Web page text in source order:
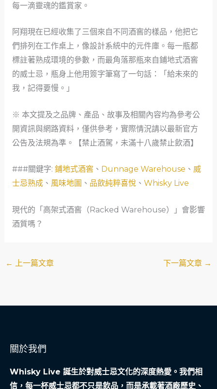
每一滴靈魂的鑑賞家。
阿翔現在已經收集了三個來自不同酒窖的樣品，他把它
們排列在工作桌上，像設計系統中的元件庫。每一瓶都
標註著熟成環境的參數，而最角落那瓶來自鋪地式酒窖
的威士忌，瓶身上他用簽字筆寫了一句話：「給未來的
我，記得要慢。」
※ 本文提及之品牌、產品、故事及相關內容均為參考公
開資訊與網路資料，僅供參考，實際情況請以最新官方
公告及法規為準。【禁止酒駕，未滿十八歲禁止飲酒】
###關鍵字: 鋪地式酒窖 、 Dunnage Warehouse 、 威
士忌熟成、 風味地圖 、 品飲純粹喜悅、 Whisky Live
現代的「高架式酒窖（Racked Warehouse）」會影響
酒質嗎？
← 上一篇文章 下一篇文章 →
關於我們
Whisky Live 誕生於對威士忌文化的深度熱愛。我們相
信，每一杯威士忌都不只是飲品，而是承載著酒廠歷史、